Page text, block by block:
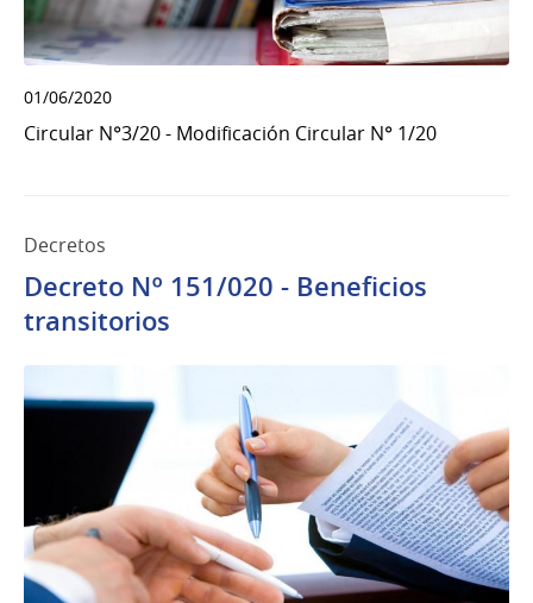
01/06/2020
Circular N°3/20 - Modificación Circular N° 1/20
Decretos
Decreto Nº 151/020 - Beneficios
transitorios